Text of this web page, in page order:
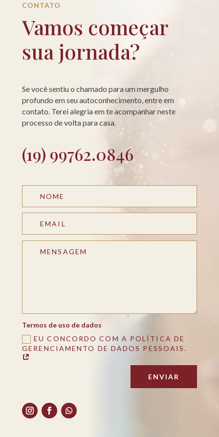
CONTATO
Vamos começar
sua jornada?
Se você sentiu o chamado para um mergulho
profundo em seu autoconhecimento, entre em
contato. Terei alegria em te acompanhar neste
processo de volta para casa.
(19) 99762.0846
Termos de uso de dados
EU CONCORDO COM A POLÍTICA DE
GERENCIAMENTO DE DADOS PESSOAIS.
ENVIAR